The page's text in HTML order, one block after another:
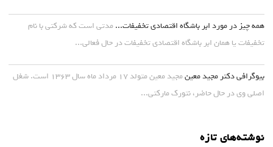
همه چیز در مورد ابر باشگاه اقتصادی تخفیفات... مدتی است که شرکتی با نام
تخفیفات یا همان ابر باشگاه اقتصادی تخفیفات در حال فعالی...
بیوگرافی دکتر مجید معین
مجید معین متولد ۱۷ مرداد ماه سال ۱۳۶۳ است. شغل
اصلی وی در حال حاضر، نتورک مارکتی...
نوشته‌های تازه